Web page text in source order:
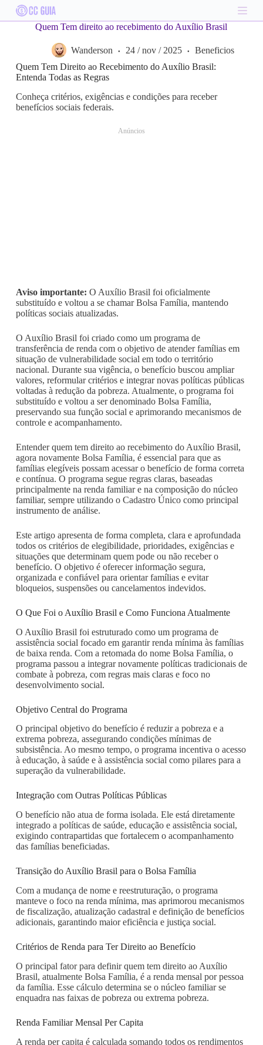
S
k
o
n
Quem Tem direito ao recebimento do Auxílio Brasil
Wanderson 24 / nov / 2025
Beneficios
Quem Tem Direito ao Recebimento do Auxílio Brasil:
Entenda Todas as Regras
Conheça critérios, exigências e condições para receber
benefícios sociais federais.
Anúncios
Aviso importante: O Auxílio Brasil foi oficialmente
substituído e voltou a se chamar Bolsa Família, mantendo
políticas sociais atualizadas.
O Auxílio Brasil foi criado como um programa de
transferência de renda com o objetivo de atender famílias em
situação de vulnerabilidade social em todo o território
nacional. Durante sua vigência, o benefício buscou ampliar
valores, reformular critérios e integrar novas políticas públicas
voltadas à redução da pobreza. Atualmente, o programa foi
substituído e voltou a ser denominado Bolsa Família,
preservando sua função social e aprimorando mecanismos de
controle e acompanhamento.
Entender quem tem direito ao recebimento do Auxílio Brasil,
agora novamente Bolsa Família, é essencial para que as
famílias elegíveis possam acessar o benefício de forma correta
e contínua. O programa segue regras claras, baseadas
principalmente na renda familiar e na composição do núcleo
familiar, sempre utilizando o Cadastro Único como principal
instrumento de análise.
Este artigo apresenta de forma completa, clara e aprofundada
todos os critérios de elegibilidade, prioridades, exigências e
situações que determinam quem pode ou não receber o
benefício. O objetivo é oferecer informação segura,
organizada e confiável para orientar famílias e evitar
bloqueios, suspensões ou cancelamentos indevidos.
O Que Foi o Auxílio Brasil e Como Funciona Atualmente
O Auxílio Brasil foi estruturado como um programa de
assistência social focado em garantir renda mínima às famílias
de baixa renda. Com a retomada do nome Bolsa Família, o
programa passou a integrar novamente políticas tradicionais de
combate à pobreza, com regras mais claras e foco no
desenvolvimento social.
Objetivo Central do Programa
O principal objetivo do benefício é reduzir a pobreza e a
extrema pobreza, assegurando condições mínimas de
subsistência. Ao mesmo tempo, o programa incentiva o acesso
à educação, à saúde e à assistência social como pilares para a
superação da vulnerabilidade.
Integração com Outras Políticas Públicas
O benefício não atua de forma isolada. Ele está diretamente
integrado a políticas de saúde, educação e assistência social,
exigindo contrapartidas que fortalecem o acompanhamento
das famílias beneficiadas.
Transição do Auxílio Brasil para o Bolsa Família
Com a mudança de nome e reestruturação, o programa
manteve o foco na renda mínima, mas aprimorou mecanismos
de fiscalização, atualização cadastral e definição de benefícios
adicionais, garantindo maior eficiência e justiça social.
Critérios de Renda para Ter Direito ao Benefício
O principal fator para definir quem tem direito ao Auxílio
Brasil, atualmente Bolsa Família, é a renda mensal por pessoa
da família. Esse cálculo determina se o núcleo familiar se
enquadra nas faixas de pobreza ou extrema pobreza.
Renda Familiar Mensal Per Capita
A renda per capita é calculada somando todos os rendimentos